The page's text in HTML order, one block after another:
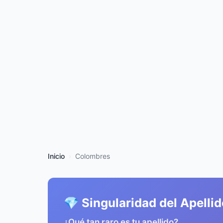
Inicio Colombres
💎 Singularidad del